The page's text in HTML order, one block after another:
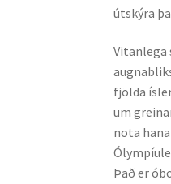
útskýra
Vitanlega
fjölda
um
nota
Það er